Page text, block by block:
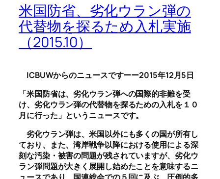
米国防省、劣化ウラン弾の
代替物を探るため入札実施
（2015.10）
ICBUWからのニュースですーー2015年12月5日
「米国防省は、劣化ウラン弾への国際的非難を受
け、劣化ウラン弾の代替物を探るための入札を１０
月に行った」というニュースです。
劣化ウラン弾は、米国以外にも多くの国が所有し
ており、また、湾岸戦争以降における使用による深
刻な汚染・被害の問題が残されていますが、劣化ウ
ラン弾問題が大きく展開し始めたことを意味するニ